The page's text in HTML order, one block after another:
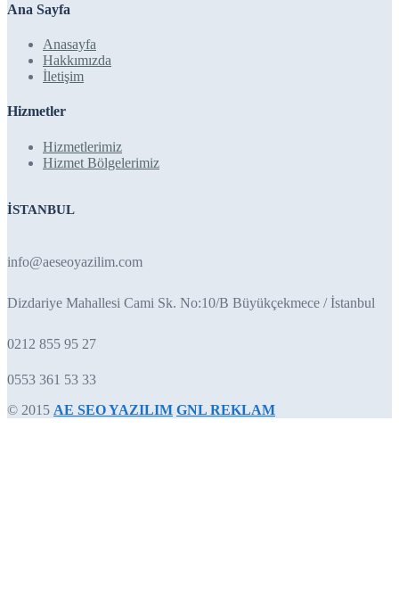
Ana Sayfa
Anasayfa
Hakkımızda
İletişim
Hizmetler
Hizmetlerimiz
Hizmet Bölgelerimiz
İSTANBUL
info@aeseoyazilim.com
Dizdariye Mahallesi Cami Sk. No:10/B Büyükçekmece / İstanbul
0212 855 95 27
0553 361 53 33
© 2015 AE SEO YAZILIM GNL REKLAM